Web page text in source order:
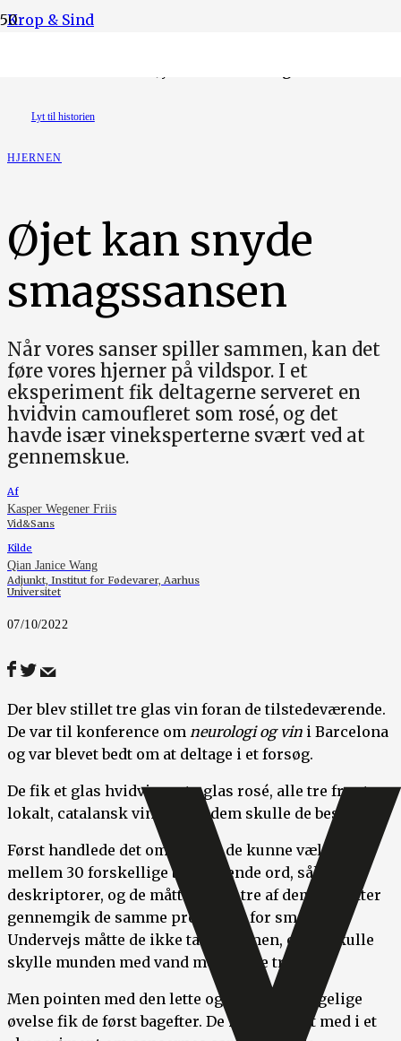
Krop & Sind
Lyt til historien
HJERNEN
Øjet kan snyde
smagssansen
Når vores sanser spiller sammen, kan det
føre vores hjerner på vildspor. I et
eksperiment fik deltagerne serveret en
hvidvin camoufleret som rosé, og det
havde især vineksperterne svært ved at
gennemskue.
Af
Kasper Wegener Friis
Vid&Sans
Kilde
Qian Janice Wang
Adjunkt, Institut for Fødevarer, Aarhus
Universitet
07/10/2022
Der blev stillet tre glas vin foran de tilstedeværende.
De var til konference om neurologi og vin i Barcelona
og var blevet bedt om at deltage i et forsøg.
De fik et glas hvidvin og to glas rosé, alle tre fra et
lokalt, catalansk vinhus, og dem skulle de beskrive.
Først handlede det om duften; de kunne vælge
mellem 30 forskellige beskrivende ord, såkaldte
deskriptorer, og de måtte vælge tre af dem. Bagefter
gennemgik de samme procedure for smagen.
Undervejs måtte de ikke tale sammen, og de skulle
skylle munden med vand mellem de tre vine.
Men pointen med den lette og sikkert behagelige
øvelse fik de først bagefter. De havde været med i et